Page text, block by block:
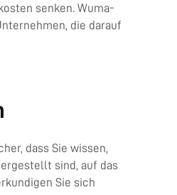
senken. Wuma-
die darauf
dass Sie wissen,
sind, auf das
Sie sich